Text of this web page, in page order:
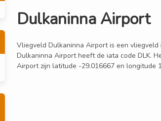
Dulkaninna Airport
Vliegveld Dulkaninna Airport is een
Dulkaninna Airport heeft de iata code DLK.
Airport zijn latitude -29.016667 en longitude